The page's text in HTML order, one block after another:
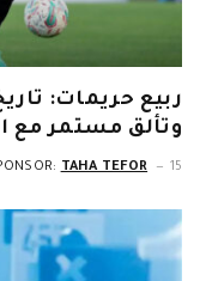
ربيع حريمات:
وتألق مستمر مع
TAHA TEFOR 15 سبتمبر، 2025